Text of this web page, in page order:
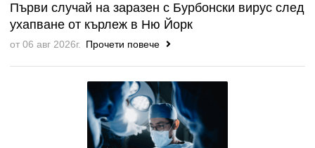
Първи случай на заразен с Бурбонски вирус след
ухапване от кърлеж в Ню Йорк
от 06 авг 2026г. Прочети повече